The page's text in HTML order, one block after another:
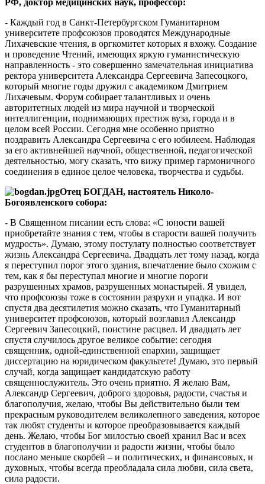
- Каждый год в Санкт-Петербургском Гуманитарном
университете профсоюзов проводятся Международные
Лихачевские чтения, в оргкомитет которых я вхожу. Создание
и проведение Чтений, имеющих яркую гуманистическую
направленность - это совершенно замечательная инициатива
ректора университета Александра Сергеевича Запесоцкого,
который многие годы дружил с академиком Дмитрием
Лихачевым. Форум собирает талантливых и очень
авторитетных людей из мира научной и творческой
интеллигенции, поднимающих престиж вуза, города и в
целом всей России. Сегодня мне особенно приятно
поздравить Александра Сергеевича с его юбилеем. Наблюдая
за его активнейшей научной, общественной, педагогической
деятельностью, могу сказать, что вижу пример гармоничного
соединения в единое целое человека, творчества и судьбы.
Отец БОГДАН, настоятель Николо-
Богоявленского собора:
- В Священном писании есть слова: «С юности вашей
приобретайте знания с тем, чтобы в старости вашей получить
мудрость». Думаю, этому постулату полностью соответствует
жизнь Александра Сергеевича. Двадцать лет тому назад, когда
я переступил порог этого здания, впечатление было схожим с
тем, как я бы переступал многие и многие пороги
разрушенных храмов, разрушенных монастырей. Я увидел,
что профсоюзы тоже в состоянии разрухи и упадка. И вот
спустя два десятилетия можно сказать, что Гуманитарный
университет профсоюзов, который возглавил Александр
Сергеевич Запесоцкий, поистине расцвел. И двадцать лет
спустя случилось другое великое событие: сегодня
священник, одной-единственной епархии, защищает
диссертацию на юридическом факультете! Думаю, это первый
случай, когда защищает кандидатскую работу
священнослужитель. Это очень приятно. Я желаю Вам,
Александр Сергеевич, доброго здоровья, радости, счастья и
благополучия, желаю, чтобы Вы действительно были тем
прекрасным руководителем великолепного заведения, которое
так любят студенты и которое преобразовывается каждый
день. Желаю, чтобы Бог милостью своей хранил Вас и всех
студентов в благополучии и радости жизни, чтобы было
послано меньше скорбей – и политических, и финансовых, и
духовных, чтобы всегда преобладала сила любви, сила света,
сила радости.